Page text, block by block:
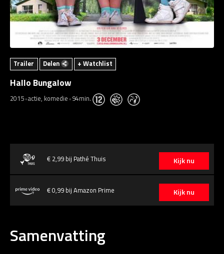
Trailer Delen + Watchlist
Hallo Bungalow
2015 actie, komedie 94min.
Kijk nu
€ 2,99 bij Pathé Thuis
Kijk nu
€ 0,99 bij Amazon Prime
Samenvatting